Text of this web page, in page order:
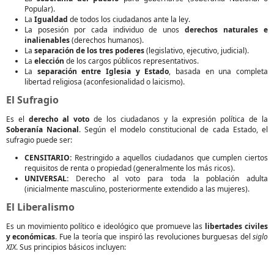
Popular).
La Igualdad de todos los ciudadanos ante la ley.
La posesión por cada individuo de unosderechos naturales e
inalienables(derechos humanos).
La separación de los tres poderes(legislativo, ejecutivo, judicial).
La elección de los cargos públicos representativos.
La separación entre Iglesia y Estado, basada en una completa
libertad religiosa (aconfesionalidad o laicismo).
El Sufragio
Es el derecho al voto de los ciudadanos y la expresión política de la
Soberanía Nacional. Según el modelo constitucional de cada Estado, el
sufragio puede ser:
CENSITARIO: Restringido a aquellos ciudadanos que cumplen ciertos
requisitos de renta o propiedad (generalmente los más ricos).
UNIVERSAL: Derecho al voto para toda la población adulta
(inicialmente masculino, posteriormente extendido a las mujeres).
El Liberalismo
Es un movimiento político e ideológico que promueve las libertades civiles
y económicas. Fue la teoría que inspiró las revoluciones burguesas delsiglo
XIX. Sus principios básicos incluyen: